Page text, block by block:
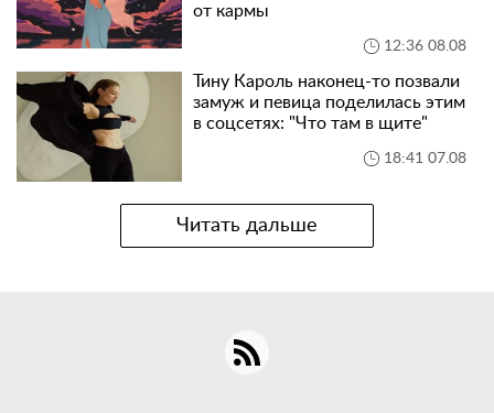
от кармы
12:36 08.08
Тину Кароль наконец-то позвали
замуж и певица поделилась этим
в соцсетях: "Что там в щите"
18:41 07.08
Читать дальше